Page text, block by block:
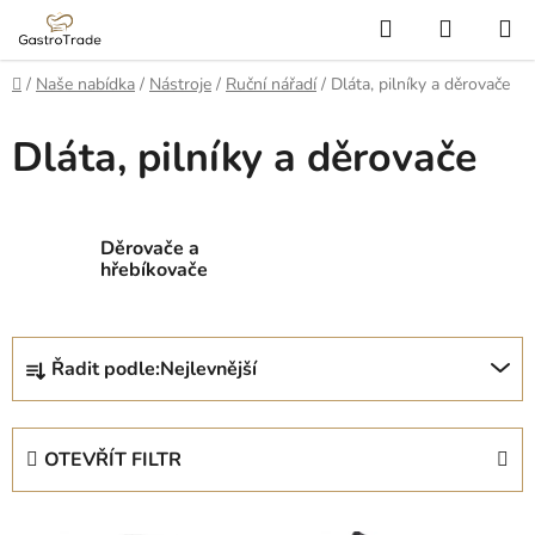
obsah
Hledat
KOŠÍK
Domů
/ Naše nabídka / Nástroje / Ruční nářadí / Dláta, pilníky a děrovače
Dláta, pilníky a děrovače
Děrovače a
hřebíkovače
Ř
z
Řadit podle:Nejlevnější
OTEVŘÍT FILTR